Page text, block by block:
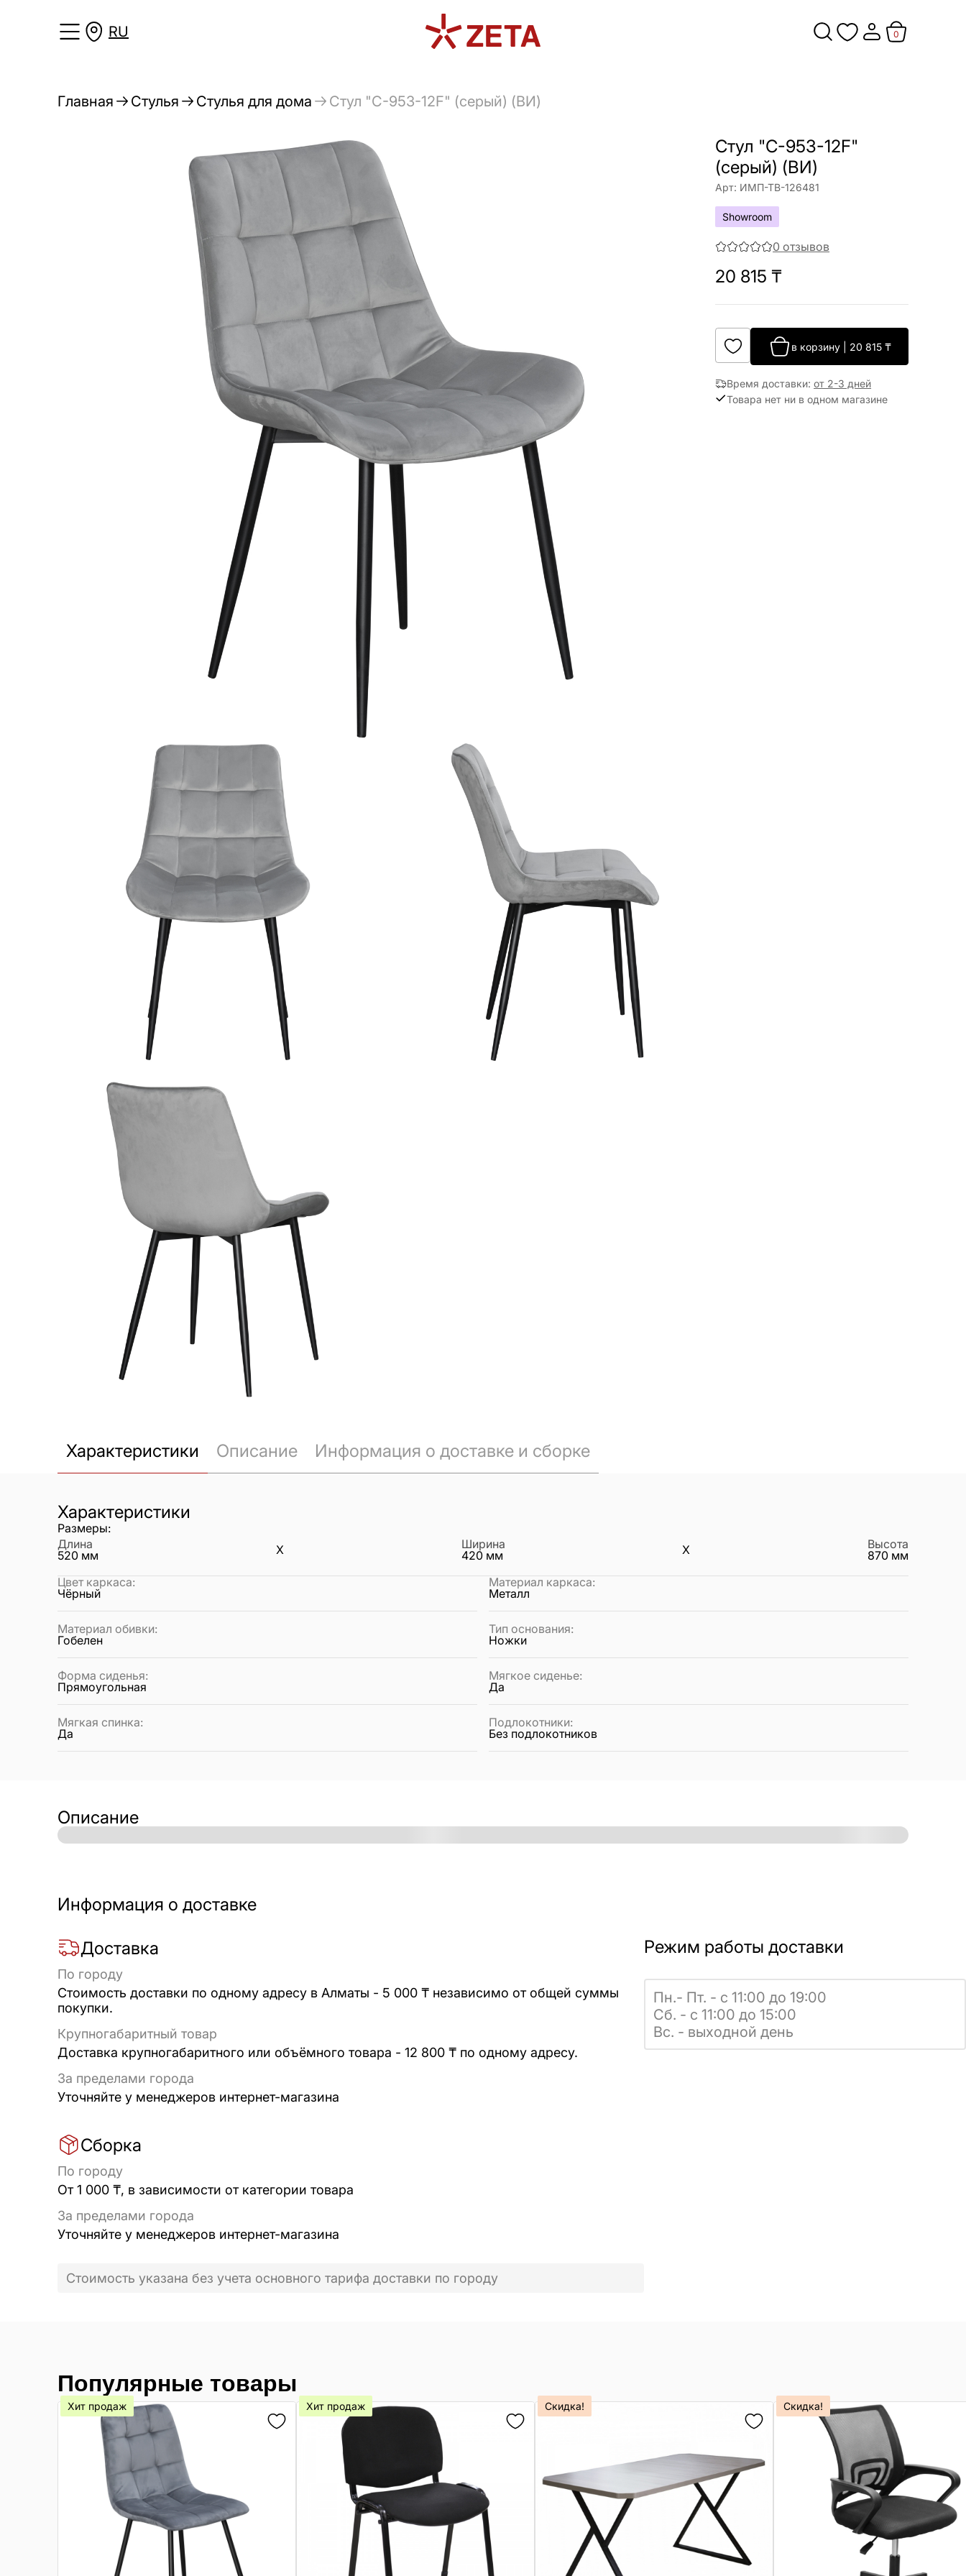
RU 0
Главная Стулья Стулья для дома Cтул "C-953-12F" (серый) (ВИ)
Cтул "C-953-12F"
(серый) (ВИ)
Арт: ИМП-ТВ-126481
Showroom
0 отзывов
20 815 ₸
в корзину| 20 815₸
Время доставки:от 2-3 дней
Товара нет ни в одном магазине
Характеристики Описание Информация о доставке и сборке
Характеристики
Размеры:
Длина
520 мм X
Ширина
420 мм X
Высота
870 мм
Цвет каркаса:
Чёрный
Материал каркаса:
Металл
Материал обивки:
Гобелен
Тип основания:
Ножки
Форма сиденья:
Прямоугольная
Мягкое сиденье:
Да
Мягкая спинка:
Да
Подлокотники:
Без подлокотников
Описание
Информация о доставке
Доставка
По городу
Стоимость доставки по одному адресу в Алматы - 5 000 ₸ независимо от общей суммы
покупки.
Крупногабаритный товар
Доставка крупногабаритного или объёмного товара - 12 800 ₸ по одному адресу.
За пределами города
Уточняйте у менеджеров интернет-магазина
Сборка
По городу
От 1 000 ₸, в зависимости от категории товара
За пределами города
Уточняйте у менеджеров интернет-магазина
Стоимость указана без учета основного тарифа доставки по городу
Режим работы доставки
Пн.- Пт. - с 11:00 до 19:00
Сб. - с 11:00 до 15:00
Вс. - выходной день
Популярные товары
Хит продаж Хит продаж Скидка! Скидка!